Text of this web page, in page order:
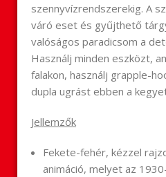
szennyvízrendszerekig. A
váró eset és gyűjthető
valóságos paradicsom a
Használj minden eszközt,
falakon, használj grapple-
dupla ugrást ebben a
Jellemzők
Fekete-fehér, kézzel
animáció, melyet az